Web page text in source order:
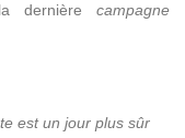
dernière campagne
est un jour plus sûr